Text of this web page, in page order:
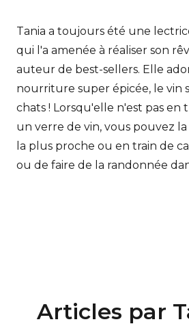
Tania a toujours été une
qui l'a amenée à réaliser son
auteur de best-sellers. Elle
nourriture super épicée, le vin
chats ! Lorsqu'elle n'est pas en
un verre de vin, vous pouvez
la plus proche ou en train de
ou de faire de la randonnée
Articles par